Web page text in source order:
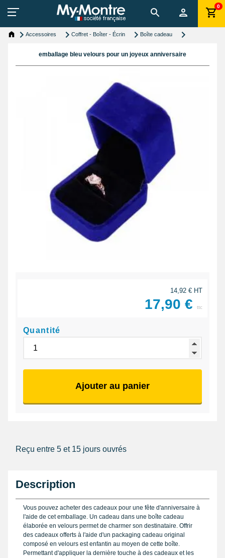
0
Accessoires Coffret - Boîter - Écrin Boîte cadeau
emballage bleu velours pour un joyeux anniversaire
14,92 € HT
17,90 € ttc
Quantité
Ajouter au panier
Reçu entre 5 et 15 jours ouvrés
Description
Vous pouvez acheter des cadeaux pour une fête d'anniversaire à
l'aide de cet emballage. Un cadeau dans une boîte cadeau
élaborée en velours permet de charmer son destinataire. Offrir
des cadeaux offerts à l'aide d'un packaging cadeau original
composé en velours est enfantin au moyen de cette boîte.
Permettant d'appliquer la dernière touche à des cadeaux et les